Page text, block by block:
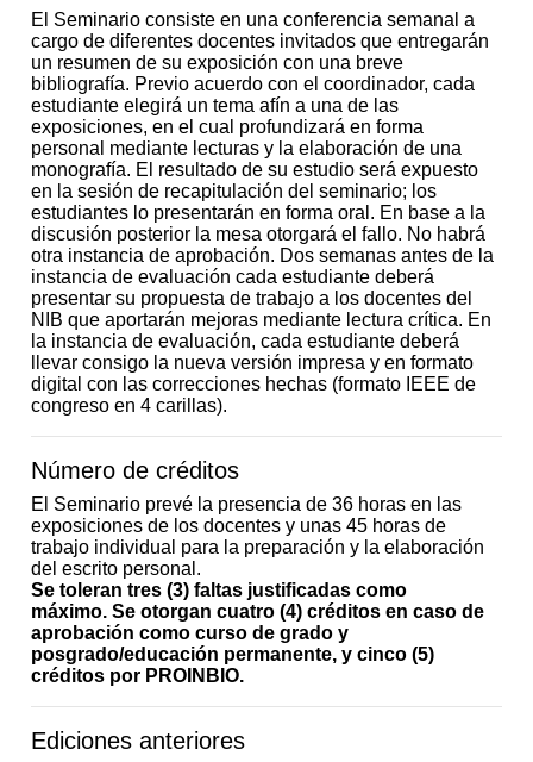
El Seminario consiste en una conferencia semanal a
cargo de diferentes docentes invitados que entregarán
un resumen de su exposición con una breve
bibliografía. Previo acuerdo con el coordinador, cada
estudiante elegirá un tema afín a una de las
exposiciones, en el cual profundizará en forma
personal mediante lecturas y la elaboración de una
monografía. El resultado de su estudio será expuesto
en la sesión de recapitulación del seminario; los
estudiantes lo presentarán en forma oral. En base a la
discusión posterior la mesa otorgará el fallo. No habrá
otra instancia de aprobación. Dos semanas antes de la
instancia de evaluación cada estudiante deberá
presentar su propuesta de trabajo a los docentes del
NIB que aportarán mejoras mediante lectura crítica. En
la instancia de evaluación, cada estudiante deberá
llevar consigo la nueva versión impresa y en formato
digital con las correcciones hechas (formato IEEE de
congreso en 4 carillas).
Número de créditos
El Seminario prevé la presencia de 36 horas en las
exposiciones de los docentes y unas 45 horas de
trabajo individual para la preparación y la elaboración
del escrito personal.
Se toleran tres (3) faltas justificadas como
máximo. Se otorgan cuatro (4) créditos en caso de
aprobación como curso de grado y
posgrado/educación permanente, y cinco (5)
créditos por PROINBIO.
Ediciones anteriores